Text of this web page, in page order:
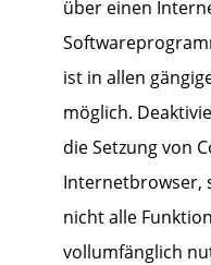
über einen
ist in allen
möglich.
die Setzung von
Internetbrowser,
nicht alle
vollumfänglich